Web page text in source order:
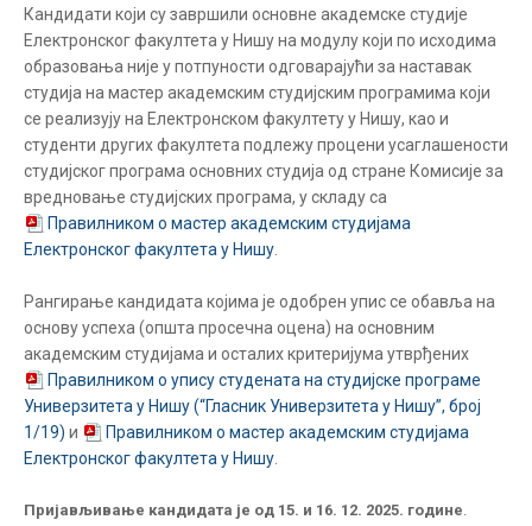
Кандидати који су завршили основне академске студије
Електронског факултета у Нишу на модулу који по исходима
образовања није у потпуности одговарајући за наставак
студија на мастер академским студијским програмима који
се реализују на Електронском факултету у Нишу, као и
студенти других факултета подлежу процени усаглашености
студијског програма основних студија од стране Комисије за
вредновање студијских програма, у складу са
Правилником о мастер академским студијама
Електронског факултета у Нишу
Рангирање кандидата којима је одобрен упис се обавља на
основу успеха (општа просечна оцена) на основним
академским студијама и осталих критеријума утврђених
Правилником о упису студената на студијске програме
Универзитета у Нишу (“Гласник Универзитета у Нишу”, број
1/19) и
Правилником о мастер академским студијама
Електронског факултета у Нишу
Пријављивање кандидата је од 15. и 16. 12. 2025. године.